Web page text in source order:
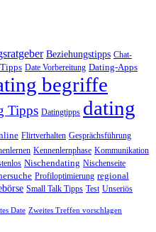
Beziehungstipps Chat-
Date Vorbereitung Dating-Apps
begriffe
Tipps Datingtipps dating
Flirtverhalten Gesprächsführung
Kennenlernphase Kommunikation
Nischendating Nischenseite
Profiloptimierung regional
Small Talk Tipps Test Unseriös
Date Zweites Treffen vorschlagen